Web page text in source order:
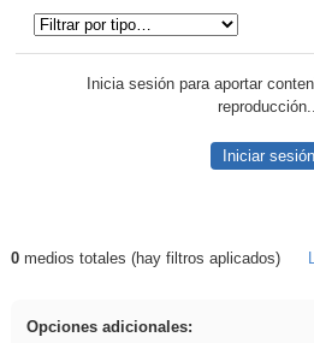
Inicia sesión para aportar
Iniciar sesión
Resultados de:
0medios totales (hay filtros aplicados)
Opciones adicionales: